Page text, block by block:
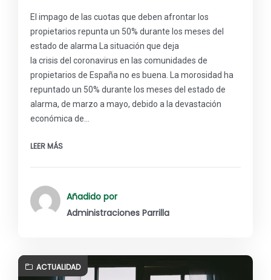
El impago de las cuotas que deben afrontar los
propietarios repunta un 50% durante los meses del
estado de alarma La situación que deja
la crisis del coronavirus en las comunidades de
propietarios de España no es buena. La morosidad ha
repuntado un 50% durante los meses del estado de
alarma, de marzo a mayo, debido a la devastación
económica de…
LEER MÁS
Añadido por
Administraciones Parrilla
ACTUALIDAD